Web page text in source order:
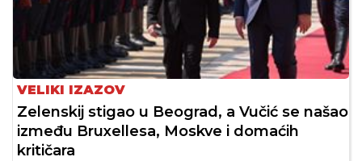
VELIKI IZAZOV
Zelenskij stigao u Beograd, a Vučić se našao
između Bruxellesa, Moskve i domaćih
kritičara